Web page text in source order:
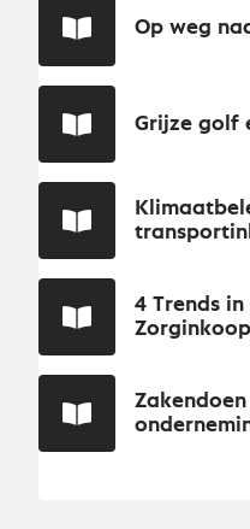
Op weg
Grijze golf
4 Trends